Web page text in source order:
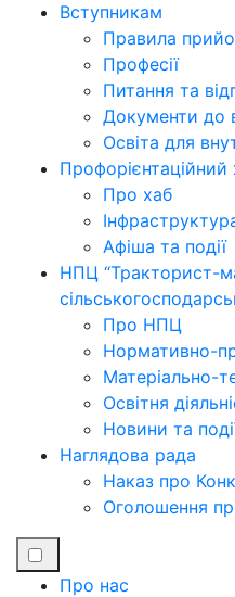
Вступникам
Правила
Професії
Питання та
Документи до
Освіта для
Профорієнтаційний
Про хаб
Афіша та події
НПЦ “Тракторист-
Про НПЦ
Нормативно-
Матеріально-
Освітня
Новини та
Наглядова рада
Наказ про
Оголошення
Про нас